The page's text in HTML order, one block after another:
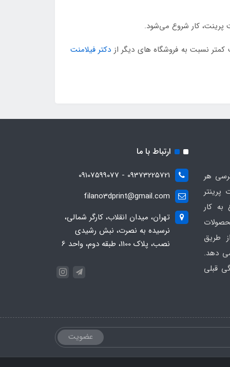
دکتر فیلامنت
هر
1401 شروع به کار
طریق
دهد.
قبلی
ارتباط با ما
09373225721 - 09107599077
filano3dprint@gmail.com
تهران، میدان انقلاب، کارگر شمالی،
نرسیده به نصرت، نبش رشیدی
نصب، پلاک 1100، طبقه دوم، واحد 6
عضویت